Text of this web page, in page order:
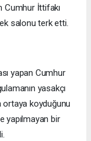
Cumhur İttifakı
salonu terk etti.
yapan Cumhur
yasakçı
ortaya koyduğunu
yapılmayan bir